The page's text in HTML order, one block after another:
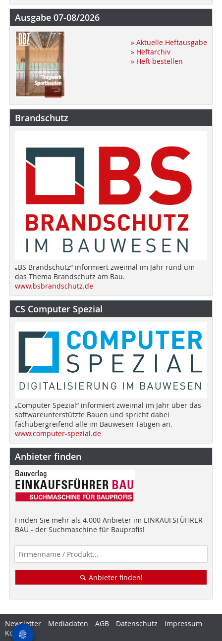
Ausgabe 07-08/2026
» Aktuelle Heftausgabe
» Heftarchiv
» Heft bestellen
Brandschutz
„BS Brandschutz“ informiert zweimal im Jahr rund um
das Thema Brandschutz am Bau.
www.bsbrandschutz.de
CS Computer Spezial
„Computer Spezial“ informiert zweimal im Jahr über das
softwareunterstützte Bauen und spricht dabei
fachübergreifend alle im Bauwesen Tätigen an.
www.computer-spezial.de
Anbieter finden
Finden Sie mehr als 4.000 Anbieter im EINKAUFSFÜHRER
BAU - der Suchmaschine für Bauprofis!
Anbieter finden!
Newsletter Mediadaten AGB Datenschutz
Impressum
Kontakt